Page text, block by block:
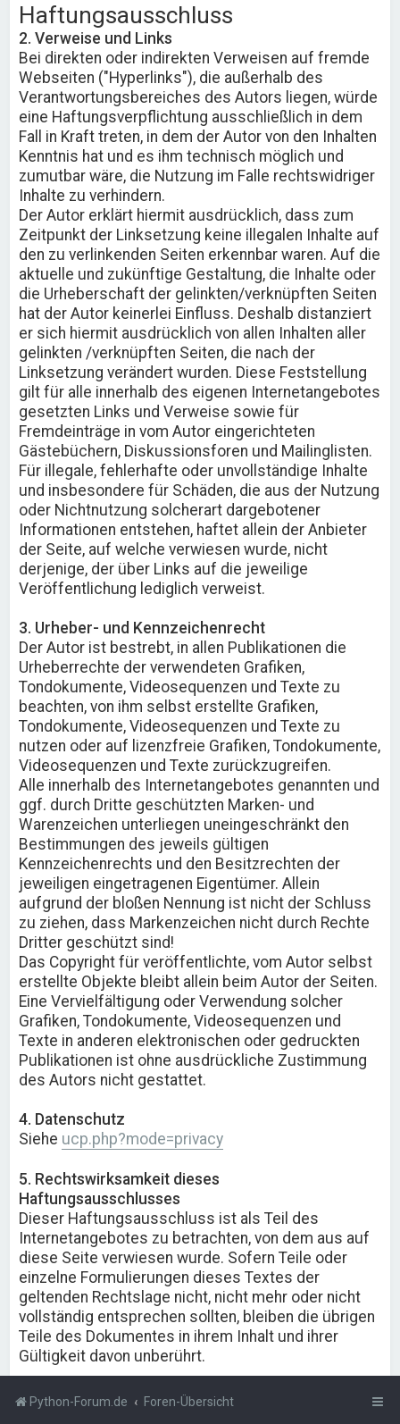
Haftungsausschluss
2. Verweise und Links
Bei direkten oder indirekten Verweisen auf fremde
Webseiten ("Hyperlinks"), die außerhalb des
Verantwortungsbereiches des Autors liegen, würde
eine Haftungsverpflichtung ausschließlich in dem
Fall in Kraft treten, in dem der Autor von den Inhalten
Kenntnis hat und es ihm technisch möglich und
zumutbar wäre, die Nutzung im Falle rechtswidriger
Inhalte zu verhindern.
Der Autor erklärt hiermit ausdrücklich, dass zum
Zeitpunkt der Linksetzung keine illegalen Inhalte auf
den zu verlinkenden Seiten erkennbar waren. Auf die
aktuelle und zukünftige Gestaltung, die Inhalte oder
die Urheberschaft der gelinkten/verknüpften Seiten
hat der Autor keinerlei Einfluss. Deshalb distanziert
er sich hiermit ausdrücklich von allen Inhalten aller
gelinkten /verknüpften Seiten, die nach der
Linksetzung verändert wurden. Diese Feststellung
gilt für alle innerhalb des eigenen Internetangebotes
gesetzten Links und Verweise sowie für
Fremdeinträge in vom Autor eingerichteten
Gästebüchern, Diskussionsforen und Mailinglisten.
Für illegale, fehlerhafte oder unvollständige Inhalte
und insbesondere für Schäden, die aus der Nutzung
oder Nichtnutzung solcherart dargebotener
Informationen entstehen, haftet allein der Anbieter
der Seite, auf welche verwiesen wurde, nicht
derjenige, der über Links auf die jeweilige
Veröffentlichung lediglich verweist.
3. Urheber- und Kennzeichenrecht
Der Autor ist bestrebt, in allen Publikationen die
Urheberrechte der verwendeten Grafiken,
Tondokumente, Videosequenzen und Texte zu
beachten, von ihm selbst erstellte Grafiken,
Tondokumente, Videosequenzen und Texte zu
nutzen oder auf lizenzfreie Grafiken, Tondokumente,
Videosequenzen und Texte zurückzugreifen.
Alle innerhalb des Internetangebotes genannten und
ggf. durch Dritte geschützten Marken- und
Warenzeichen unterliegen uneingeschränkt den
Bestimmungen des jeweils gültigen
Kennzeichenrechts und den Besitzrechten der
jeweiligen eingetragenen Eigentümer. Allein
aufgrund der bloßen Nennung ist nicht der Schluss
zu ziehen, dass Markenzeichen nicht durch Rechte
Dritter geschützt sind!
Das Copyright für veröffentlichte, vom Autor selbst
erstellte Objekte bleibt allein beim Autor der Seiten.
Eine Vervielfältigung oder Verwendung solcher
Grafiken, Tondokumente, Videosequenzen und
Texte in anderen elektronischen oder gedruckten
Publikationen ist ohne ausdrückliche Zustimmung
des Autors nicht gestattet.
4. Datenschutz
Siehe ucp.php?mode=privacy
5. Rechtswirksamkeit dieses
Haftungsausschlusses
Dieser Haftungsausschluss ist als Teil des
Internetangebotes zu betrachten, von dem aus auf
diese Seite verwiesen wurde. Sofern Teile oder
einzelne Formulierungen dieses Textes der
geltenden Rechtslage nicht, nicht mehr oder nicht
vollständig entsprechen sollten, bleiben die übrigen
Teile des Dokumentes in ihrem Inhalt und ihrer
Gültigkeit davon unberührt.
Python-Forum.de Foren-Übersicht